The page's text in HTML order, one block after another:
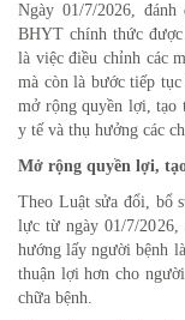
Ngày 01/7/2026,
BHYT chính thức
là việc điều chỉnh các
mà còn là bước tiếp
mở rộng quyền lợi, tạo
y tế và thụ hưởng các
Mở rộng quyền lợi,
Theo Luật sửa đổi, bổ
lực từ ngày 01/7/2026,
hướng lấy người bệnh
thuận lợi hơn cho
chữa bệnh.